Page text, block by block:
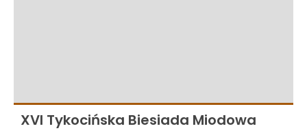
XVI Tykocińska Biesiada Miodowa